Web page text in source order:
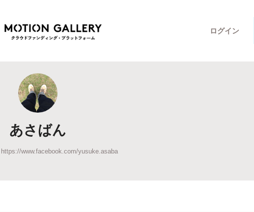
ログイン
Highlight
新着プロジェクト
Feature
キュレーターから探す 特集から探す
あさばん
https://www.facebook.com/yusuke.asaba